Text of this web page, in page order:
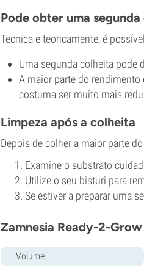
Pode obter uma
Tecnica e teoricamente, é
Uma segunda colheita pode
A maior parte do
costuma ser muito mais
Limpeza após a colheita
Depois de colher a maior parte
Examine o substrato
Utilize o seu bisturi para
Se estiver a preparar uma
Zamnesia Ready-2-
Volume